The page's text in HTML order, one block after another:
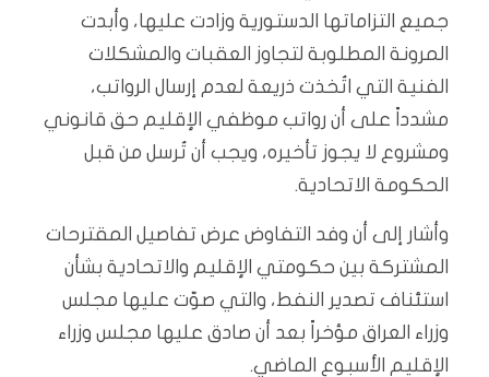
جميع التزاماتها الدستورية وزادت عليها، وأبدت
المرونة المطلوبة لتجاوز العقبات والمشكلات
الفنية التي اتُخذت ذريعة لعدم إرسال الرواتب،
مشدداً على أن رواتب موظفي الإقليم حق قانوني
ومشروع لا يجوز تأخيره، ويجب أن تُرسل من قبل
الحكومة الاتحادية.
وأشار إلى أن وفد التفاوض عرض تفاصيل المقترحات
المشتركة بين حكومتي الإقليم والاتحادية بشأن
استئناف تصدير النفط، والتي صوّت عليها مجلس
وزراء العراق مؤخراً بعد أن صادق عليها مجلس وزراء
الإقليم الأسبوع الماضي.